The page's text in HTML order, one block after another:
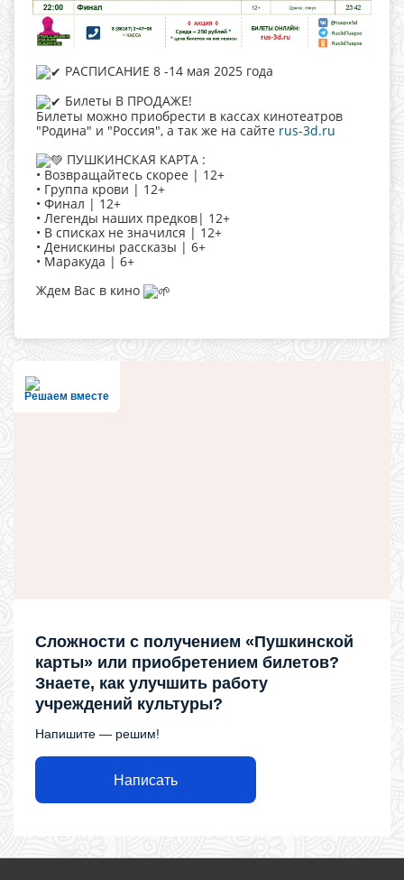
РАСПИСАНИЕ 8 -14 мая 2025 года
Билеты В ПРОДАЖЕ!
Билеты можно приобрести в кассах кинотеатров
"Родина" и "Россия", а так же на сайте rus-3d.ru
ПУШКИНСКАЯ КАРТА :
• Возвращайтесь скорее | 12+
• Группа крови | 12+
• Финал | 12+
• Легенды наших предков| 12+
• В списках не значился | 12+
• Денискины рассказы | 6+
• Маракуда | 6+
Ждем Вас в кино
Решаем вместе
Сложности с получением «Пушкинской
карты» или приобретением билетов?
Знаете, как улучшить работу
учреждений культуры?
Напишите — решим!
Написать